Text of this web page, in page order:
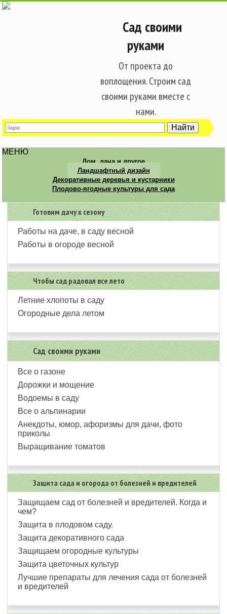
Сад своими
руками
От проекта до
воплощения. Строим сад
своими руками вместе с
нами.
МЕНЮ
Дом, дача и другое
Ландшафтный дизайн
Декоративные деревья и кустарники
Плодово-ягодные культуры для сада
Готовим дачу к сезону
Работы на даче, в саду весной
Работы в огороде весной
Чтобы сад радовал все лето
Летние хлопоты в саду
Огородные дела летом
Сад своими руками
Все о газоне
Дорожки и мощение
Водоемы в саду
Все о альпинарии
Анекдоты, юмор, афоризмы для дачи, фото
приколы
Выращивание томатов
Защита сада и огорода от болезней и вредителей
Защищаем сад от болезней и вредителей. Когда и
чем?
Защита в плодовом саду.
Защита декоративного сада
Защищаем огородные культуры
Защита цветочных культур
Лучшие препараты для лечения сада от болезней
и вредителей